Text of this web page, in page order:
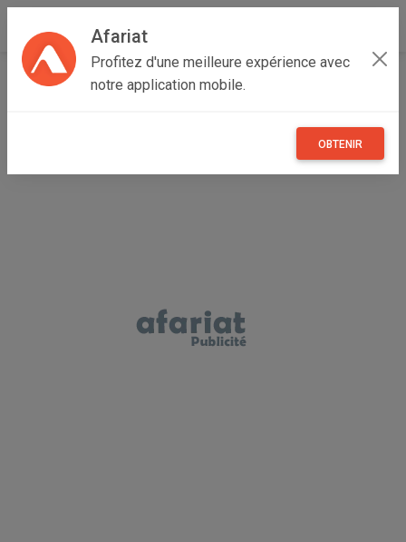
Afariat
Profitez d'une meilleure expérience avec
notre application mobile.
OBTENIR
Accueil Recherche Oasis - Sahara